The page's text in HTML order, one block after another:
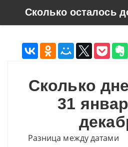
Skip to contentСколько осталось
Сколько
31
Разница между датами